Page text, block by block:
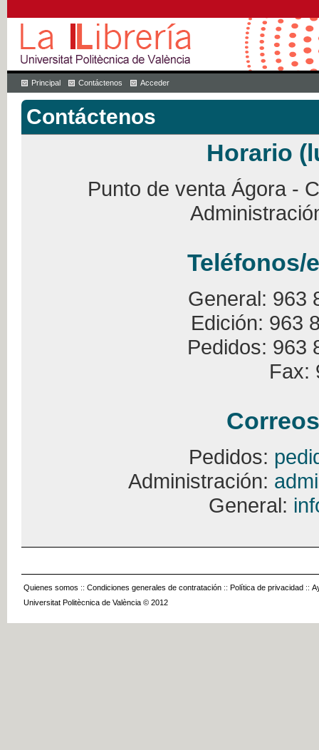
Principal Contáctenos Acceder
Contáctenos
Horario
Punto de venta Ágora -
Teléfonos/
General: 963
Edición: 963
Pedidos: 963
Fax:
Pedidos:
Administración:
General:
Quienes somos :: Condiciones generales de contratación :: Política de privacidad ::
Universitat Politècnica de València © 2012